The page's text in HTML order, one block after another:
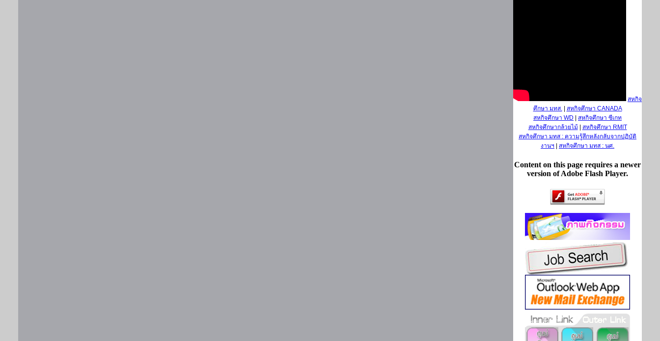
สหกิจ
ศึกษา มทส.| สหกิจศึกษา CANADA
สหกิจศึกษา WD
สหกิจศึกษา ซีเกท
สหกิจศึกษากล้วยไม้
สหกิจศึกษา RMIT
สหกิจศึกษา มทส : ความรู้สึกหลังกลับจากปฏิบัติ
งานฯ
สหกิจศึกษา มทส : นศ.
Content on this page requires a newer
version of Adobe Flash Player.